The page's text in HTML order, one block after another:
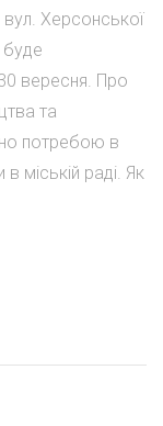
Херсонської
буде
вересня. Про
та
потребою в
міській раді. Як